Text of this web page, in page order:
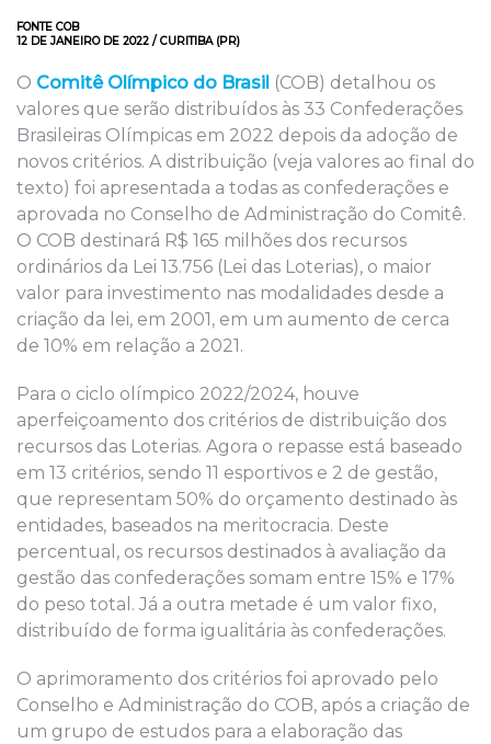
FONTE COB
12 DE JANEIRO DE 2022 / CURITIBA (PR)
O Comitê Olímpico do Brasil (COB) detalhou os
valores que serão distribuídos às 33 Confederações
Brasileiras Olímpicas em 2022 depois da adoção de
novos critérios. A distribuição (veja valores ao final do
texto) foi apresentada a todas as confederações e
aprovada no Conselho de Administração do Comitê.
O COB destinará R$ 165 milhões dos recursos
ordinários da Lei 13.756 (Lei das Loterias), o maior
valor para investimento nas modalidades desde a
criação da lei, em 2001, em um aumento de cerca
de 10% em relação a 2021.
Para o ciclo olímpico 2022/2024, houve
aperfeiçoamento dos critérios de distribuição dos
recursos das Loterias. Agora o repasse está baseado
em 13 critérios, sendo 11 esportivos e 2 de gestão,
que representam 50% do orçamento destinado às
entidades, baseados na meritocracia. Deste
percentual, os recursos destinados à avaliação da
gestão das confederações somam entre 15% e 17%
do peso total. Já a outra metade é um valor fixo,
distribuído de forma igualitária às confederações.
O aprimoramento dos critérios foi aprovado pelo
Conselho e Administração do COB, após a criação de
um grupo de estudos para a elaboração das